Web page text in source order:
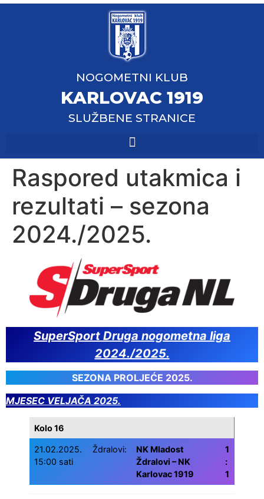
NOGOMETNI KLUB
KARLOVAC 1919
SLUŽBENE STRANICE
Raspored utakmica i
rezultati – sezona
2024./2025.
SuperSport Druga nogometna liga
2024./2025.
SEZONA PROLJEĆE 2025.
MJESEC VELJAČA 2025.
Kolo 16
21.02.2025.
15:00 sati
Ždralovi:
NK Mladost
Ždralovi – NK
Karlovac 1919
1
:
1